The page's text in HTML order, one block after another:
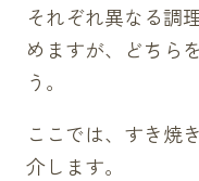
それぞれ異なる調
めますが、どちら
う。
ここでは、すき焼
介します。